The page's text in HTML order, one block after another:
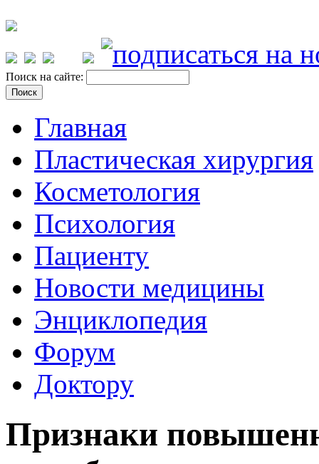
Поиск на сайте:
Главная
Пластическая хирургия
Косметология
Психология
Пациенту
Новости медицины
Энциклопедия
Форум
Доктору
Признаки